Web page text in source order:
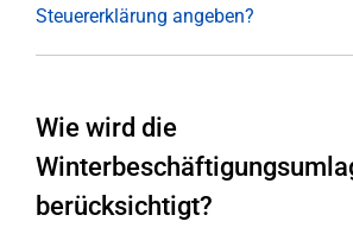
Steuererklärung angeben?
Wie wird die
berücksichtigt?